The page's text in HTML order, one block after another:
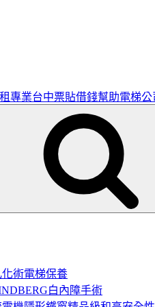
專業台中票貼借錢幫助電梯公
術電梯保養
白內障手術